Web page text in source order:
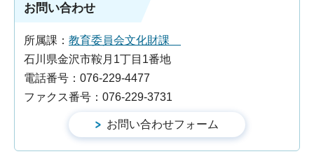
お問い合わせ
所属課： 教育委員会文化財課
石川県金沢市鞍月1丁目1番地
電話番号：076-229-4477
ファクス番号：076-229-3731